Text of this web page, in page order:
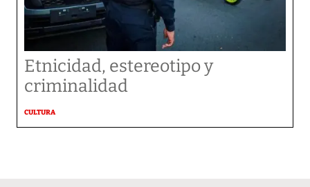
Etnicidad, estereotipo y
criminalidad
CULTURA